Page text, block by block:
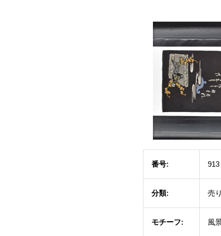
番号: 913
分類: 売
モチーフ: 風